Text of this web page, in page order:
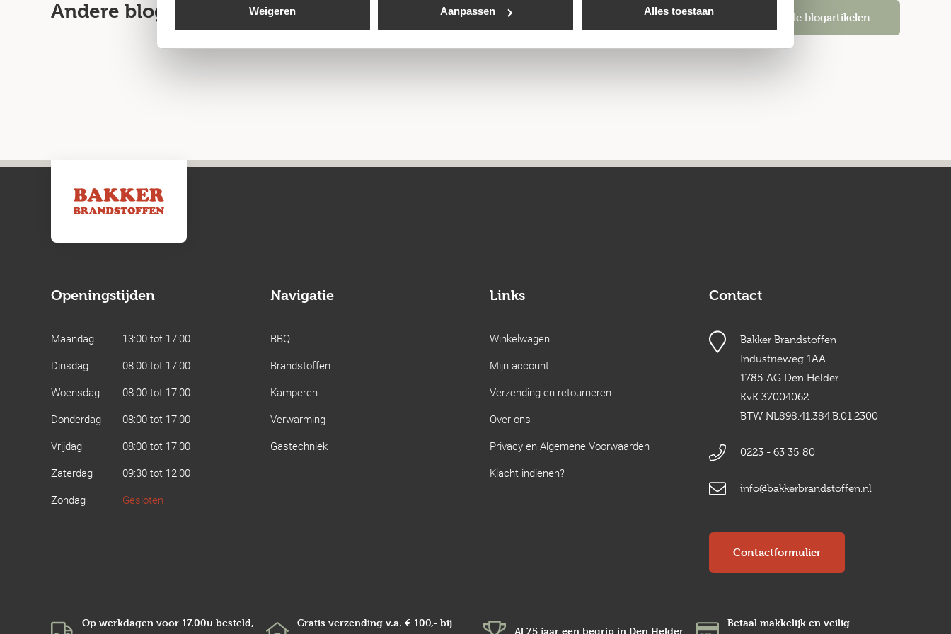
Weigeren Aanpassen Alles toestaan
Andere blogartikelen Alle blogartikelen
Openingstijden
Maandag
13:00 tot 17:00
Dinsdag
08:00 tot 17:00
Woensdag
08:00 tot 17:00
Donderdag
08:00 tot 17:00
Vrijdag
08:00 tot 17:00
Zaterdag
09:30 tot 12:00
Zondag
Gesloten
Navigatie
BBQ
Brandstoffen
Kamperen
Verwarming
Gastechniek
Links
Winkelwagen
Mijn account
Verzending en retourneren
Over ons
Privacy en Algemene Voorwaarden
Klacht indienen?
Contact
Bakker Brandstoffen
Industrieweg 1AA
1785 AG Den Helder
KvK 37004062
BTW NL898.41.384.B.01.2300
0223 - 63 35 80
info@bakkerbrandstoffen.nl
Contactformulier
Op werkdagen voor 17.00u besteld,
Gratis verzending v.a. € 100,- bij
Al 75 jaar een begrip in Den Helder
Betaal makkelijk en veilig